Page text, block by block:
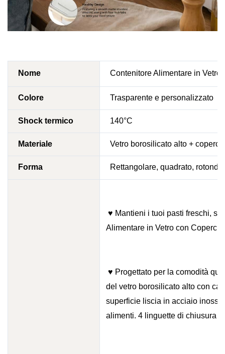
Nome Contenitore Alimentare in
Colore Trasparente e personalizzato
Shock termico 140°C
Materiale Vetro borosilicato alto +
Forma Rettangolare, quadrato, rotondo
♥ Mantieni i tuoi pasti freschi,
Alimentare in Vetro con
♥ Progettato per la comodità
del vetro borosilicato alto con
superficie liscia in acciaio
alimenti. 4 linguette di chiusura